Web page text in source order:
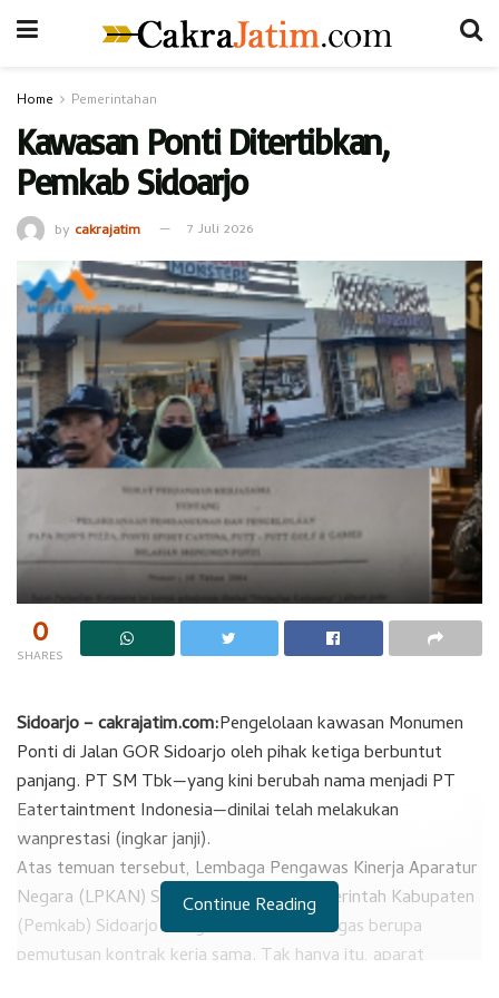
Home Pemerintahan
Kawasan Ponti Ditertibkan,
Pemkab Sidoarjo
by cakrajatim 7 Juli 2026
0
SHARES
​Sidoarjo – cakrajatim.com:Pengelolaan kawasan Monumen
Ponti di Jalan GOR Sidoarjo oleh pihak ketiga berbuntut
panjang. PT SM Tbk—yang kini berubah nama menjadi PT
Eatertaintment Indonesia—dinilai telah melakukan
wanprestasi (ingkar janji).
​Atas temuan tersebut, Lembaga Pengawas Kinerja Aparatur
Negara (LPKAN) Sidoarjo mendesak Pemerintah Kabupaten
(Pemkab) Sidoarjo mengambil tindakan tegas berupa
pemutusan kontrak kerja sama. Tak hanya itu, aparat
Continue Reading